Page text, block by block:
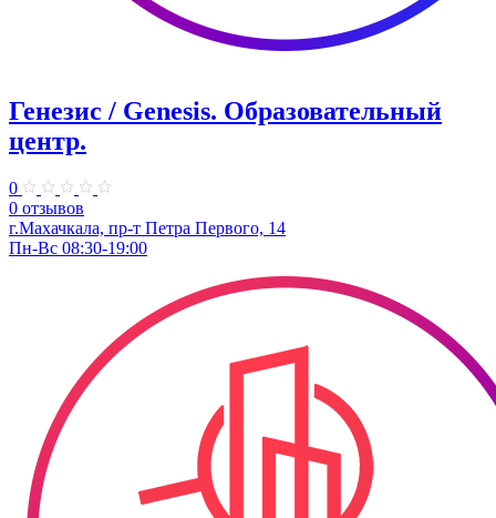
Генезис / Genesis. ​Образовательный
центр.
0
0 отзывов
г.Махачкала, пр-т Петра Первого, 14
Пн-Вс 08:30-19:00